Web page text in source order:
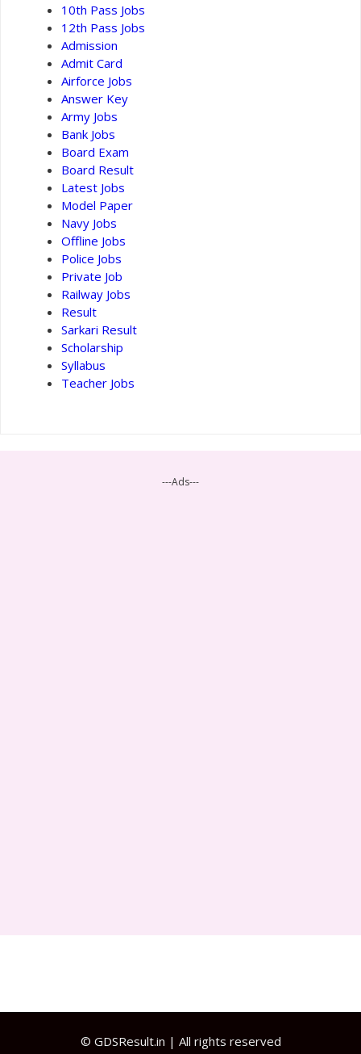
10th Pass Jobs
12th Pass Jobs
Admission
Admit Card
Airforce Jobs
Answer Key
Army Jobs
Bank Jobs
Board Exam
Board Result
Latest Jobs
Model Paper
Navy Jobs
Offline Jobs
Police Jobs
Private Job
Railway Jobs
Result
Sarkari Result
Scholarship
Syllabus
Teacher Jobs
---Ads---
© GDSResult.in | All rights reserved